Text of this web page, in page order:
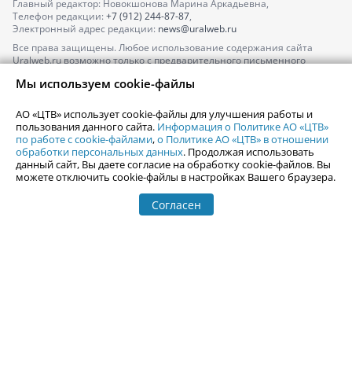
Главный редактор: Новокшонова Марина Аркадьевна,
Телефон редакции: +7 (912) 244-87-87,
Электронный адрес редакции: news@uralweb.ru
Все права защищены. Любое использование содержания сайта
Uralweb.ru возможно только с предварительного письменного
По вопросам размещения рекламы обращайтесь по тел.
По вопросам размещения информации в разделе «Афиша»
afisha@uralweb.ru
Пользовательское соглашение на использование сайта
Политика АО «ЦТВ» в отношении обработки персональных данных
Мы используем cookie-файлы
АО «ЦТВ» использует cookie-файлы для улучшения работы и
пользования данного сайта. Информация о Политике АО «ЦТВ»
по работе с cookie-файлами,о Политике АО «ЦТВ» в отношении
обработки персональных данных. Продолжая использовать
данный сайт, Вы даете согласие на обработку cookie-файлов. Вы
можете отключить cookie-файлы в настройках Вашего браузера.
Согласен